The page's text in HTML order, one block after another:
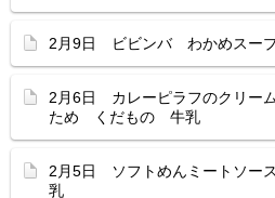
2月9日 ビビンバ わかめスー
2月6日 カレーピラフのクリー
ため くだもの 牛乳
2月5日 ソフトめんミートソ
乳